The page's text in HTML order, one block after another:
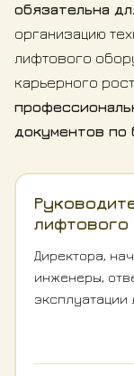
обязательна
организацию
лифтового
карьерного
документов по
лифтового
Директора,
инженеры,
эксплуатации